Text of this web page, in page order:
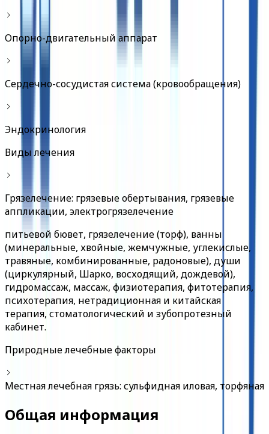
Опорно-двигательный аппарат
Сердечно-сосудистая система (кровообращения)
Эндокринология
Виды лечения
Грязелечение: грязевые обертывания, грязевые
аппликации, электрогрязелечение
питьевой бювет, грязелечение (торф), ванны
(минеральные, хвойные, жемчужные, углекислые,
травяные, комбинированные, радоновые), души
(циркулярный, Шарко, восходящий, дождевой),
гидромассаж, массаж, физиотерапия, фитотерапия,
психотерапия, нетрадиционная и китайская
терапия, стоматологический и зубопротезный
кабинет.
Природные лечебные факторы
Местная лечебная грязь: сульфидная иловая, торфяная
Общая информация